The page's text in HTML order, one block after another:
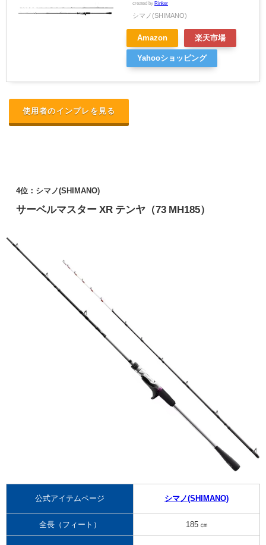
created by Rinker
シマノ(SHIMANO)
Amazon 楽天市場
Yahooショッピング
使用者のインプレを見る
4位：シマノ(SHIMANO)
サーベルマスター XR テンヤ（73 MH185）
公式アイテムページ シマノ(SHIMANO)
全長（フィート） 185 ㎝